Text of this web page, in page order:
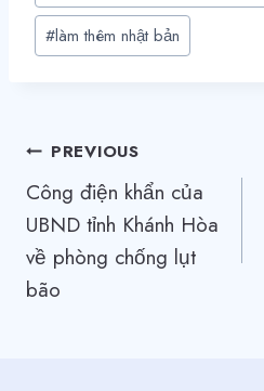
#làm thêm nhật bản
Điều
hướng
bài
viết
PREVIOUS
Công điện khẩn của
UBND tỉnh Khánh Hòa
về phòng chống lụt
bão